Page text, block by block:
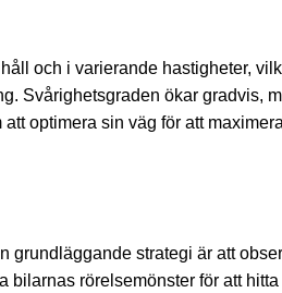
och i varierande hastigheter,
Svårighetsgraden ökar gradvis,
optimera sin väg för att
strategi är att
rörelsemönster för att